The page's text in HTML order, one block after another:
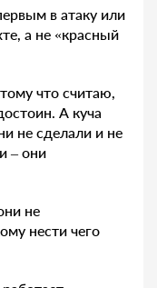
в атаку или
а не «красный
что считаю,
А куча
не сделали и не
– они
не
нести чего